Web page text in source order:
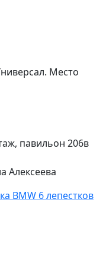
Место
павильон 206в
Алексеева
BMW 6 лепестков